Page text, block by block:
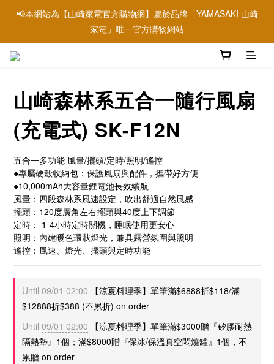
📢本網站為【山崎家電官方購物網】屬於品牌「YAMASAKI 山崎
家電」唯一官方購物網站
📢本網站為【山崎家電官方購物網】屬於品牌「YAMASAKI 山崎
家電」唯一官方購物網站
📢本網站為【山崎家電官方購物網】屬於品牌「YAMASAKI 山崎
家電」唯一官方購物網站
山崎森林系五合一隨行風扇
(充電式) SK-F12N
五合一多功能 風量/擺頭/定時/照明/遙控
●專屬硬殼收納包：保護風扇與配件，攜帶好方便
●10,000mAh大容量鋰電池長效續航
風量：四段森林系風速設定，吹出舒適自然風感
擺頭：120度廣角左右擺頭與40度上下調節
定時： 1-4小時定時關機，睡眠使用更安心
照明：內建暖色環狀燈光，兼具露營氛圍與照明
遙控：風速、燈光、擺頭與定時功能
Until 09/01 02:00 【涼夏料理季】單筆滿$6888折$118/滿
$12888折$388 (不累折) on order
Until 09/01 02:00 【涼夏料理季】單筆滿$3000贈『矽膠耐熱
隔熱墊』1個；滿$8000贈『保冰/保溫真空悶燒罐』1個，不
累贈 on order